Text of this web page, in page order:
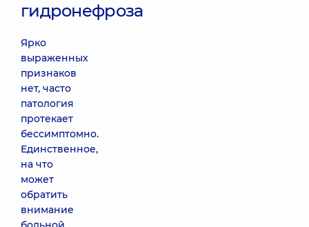
гидронефроза
Ярко
выраженных
признаков
нет, часто
патология
протекает
бессимптомно.
Единственное,
на что
может
обратить
внимание